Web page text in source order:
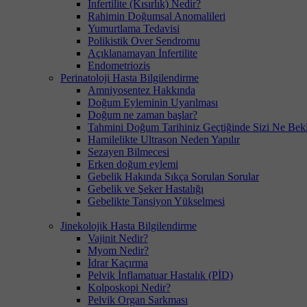
İnfertilite (Kısırlık) Nedir?
Rahimin Doğumsal Anomalileri
Yumurtlama Tedavisi
Polikistik Over Sendromu
Açıklanamayan İnfertilite
Endometriozis
Perinatoloji Hasta Bilgilendirme
Amniyosentez Hakkında
Doğum Eyleminin Uyarılması
Doğum ne zaman başlar?
Tahmini Doğum Tarihiniz Geçtiğinde Sizi Ne
Hamilelikte Ultrason Neden Yapılır
Sezayen Bilmecesi
Erken doğum eylemi
Gebelik Hakında Sıkça Sorulan Sorular
Gebelik ve Şeker Hastalığı
Gebelikte Tansiyon Yükselmesi
Jinekolojik Hasta Bilgilendirme
Vajinit Nedir?
Myom Nedir?
İdrar Kaçırma
Pelvik İnflamatuar Hastalık (PİD)
Kolposkopi Nedir?
Pelvik Organ Sarkması